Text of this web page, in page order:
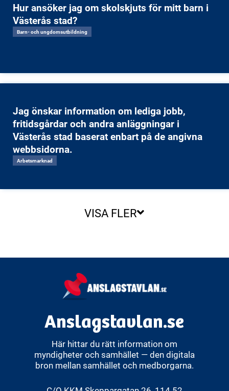
Hur ansöker jag om skolskjuts för mitt barn i
Västerås stad?
Barn- och ungdomsutbildning
Jag önskar information om lediga jobb,
fritidsgårdar och andra anläggningar i
Västerås stad baserat enbart på de angivna
webbsidorna.
Arbetsmarknad
VISA FLER
Anslagstavlan.se
Här hittar du rätt information om
myndigheter och samhället — den digitala
bron mellan samhället och medborgarna.